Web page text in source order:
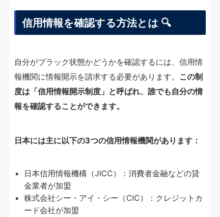
信用情報を確認する方法とは 🔍
自分がブラック状態かどうかを確認するには、信用情
報機関に情報開示を請求する必要があります。 この制
度は「信用情報開示制度」と呼ばれ、誰でも自分の情
報を確認することができます。
日本には主に以下の3つの信用情報機関があります：
日本信用情報機構（JICC）：消費者金融などの貸
金業者が加盟
株式会社シー・アイ・シー（CIC）：クレジットカ
ード会社が加盟